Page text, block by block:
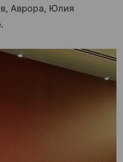
Аврора, Юлия